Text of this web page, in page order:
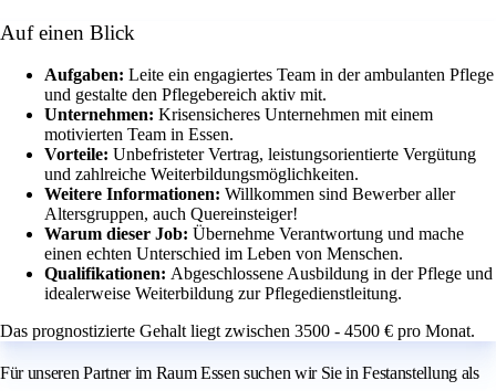
Auf einen Blick
Aufgaben: Leite ein engagiertes Team in der ambulanten Pflege
und gestalte den Pflegebereich aktiv mit.
Unternehmen: Krisensicheres Unternehmen mit einem
motivierten Team in Essen.
Vorteile: Unbefristeter Vertrag, leistungsorientierte Vergütung
und zahlreiche Weiterbildungsmöglichkeiten.
Weitere Informationen: Willkommen sind Bewerber aller
Altersgruppen, auch Quereinsteiger!
Warum dieser Job: Übernehme Verantwortung und mache
einen echten Unterschied im Leben von Menschen.
Qualifikationen: Abgeschlossene Ausbildung in der Pflege und
idealerweise Weiterbildung zur Pflegedienstleitung.
Das prognostizierte Gehalt liegt zwischen 3500 - 4500 € pro Monat.
Für unseren Partner im Raum Essen suchen wir Sie in Festanstellung als